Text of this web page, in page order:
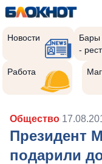
Новости
Бары
-
Работа
Общество
Президент
подарили